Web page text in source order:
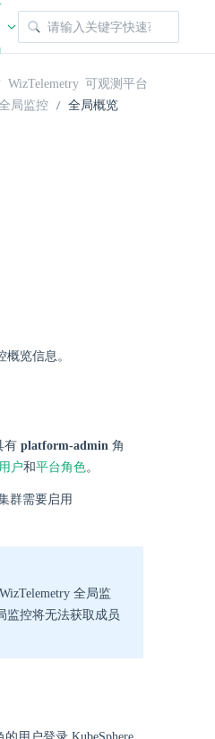
WizTelemetry 可观测平台
局监控 全局概览
览信息。
有 platform-admin 角
用户和平台角色。
群需要启用
全局监
监控将无法获取成员